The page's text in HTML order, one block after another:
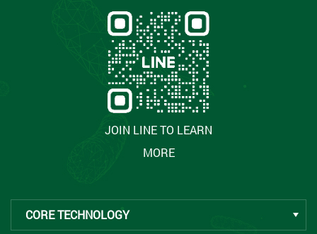
JOIN LINE TO LEARN
MORE
CORE TECHNOLOGY